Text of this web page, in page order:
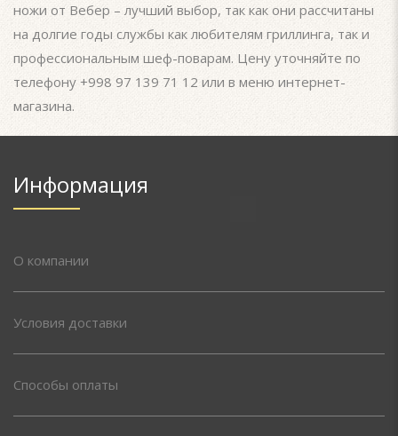
ножи от Вебер – лучший выбор, так как они рассчитаны
на долгие годы службы как любителям гриллинга, так и
профессиональным шеф-поварам. Цену уточняйте по
телефону +998 97 139 71 12 или в меню интернет-
магазина.
Информация
О компании
Условия доставки
Способы оплаты